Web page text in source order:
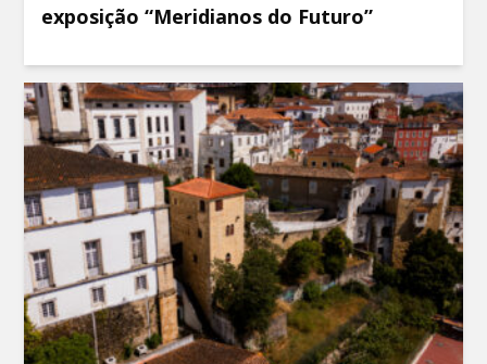
exposição “Meridianos do Futuro”